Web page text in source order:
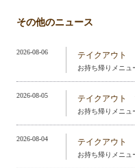
その他のニュース
2026-08-06 テイクアウト
お持ち帰りメニュ
2026-08-05 テイクアウト
お持ち帰りメニュ
2026-08-04 テイクアウト
お持ち帰りメニュ